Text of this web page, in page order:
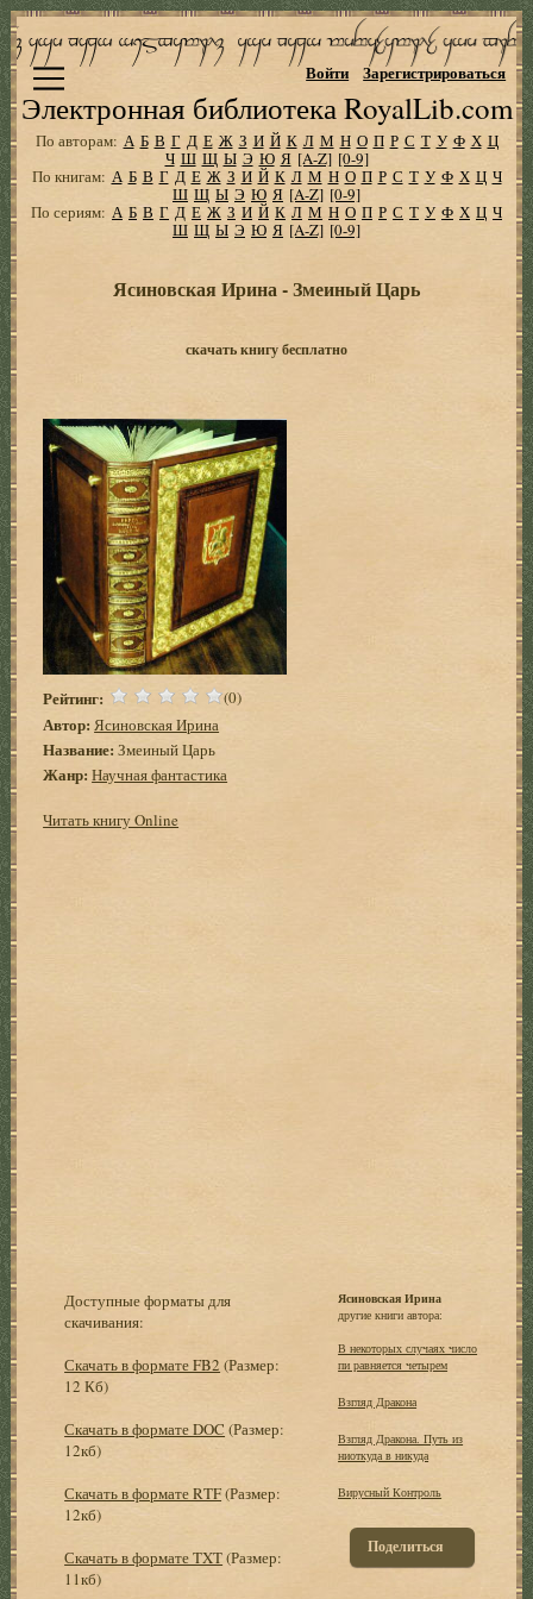
Электронная библиотека RoyalLib.com
Войти Зарегистрироваться
По авторам: А Б В Г Д Е Ж З И Й К Л М Н О П Р С Т У Ф Х Ц
Ч Ш Щ Ы Э Ю Я [A-Z] [0-9]
По книгам: А Б В Г Д Е Ж З И Й К Л М Н О П Р С Т У Ф Х Ц Ч
Ш Щ Ы Э Ю Я [A-Z] [0-9]
По сериям: А Б В Г Д Е Ж З И Й К Л М Н О П Р С Т У Ф Х Ц Ч
Ш Щ Ы Э Ю Я [A-Z] [0-9]
Ясиновская Ирина - Змеиный Царь
скачать книгу бесплатно
Рейтинг: (0)
Автор: Ясиновская Ирина
Название: Змеиный Царь
Жанр: Научная фантастика
Читать книгу Online
Доступные форматы для
скачивания:
Скачать в формате FB2 (Размер:
12 Кб)
Скачать в формате DOC (Размер:
12кб)
Скачать в формате RTF(Размер:
12кб)
Скачать в формате TXT(Размер:
11кб)
Ясиновская Ирина
другие книги автора:
В некоторых случаях число
пи равняется четырем
Взгляд Дракона
Взгляд Дракона. Путь из
ниоткуда в никуда
Вирусный Контроль
Поделиться